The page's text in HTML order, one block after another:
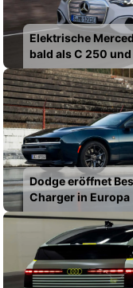
Elektrische
bald als C 250
Dodge eröffnet
Charger in Europa